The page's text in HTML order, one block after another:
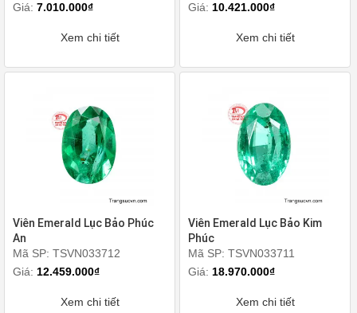
Giá: 7.010.000₫
Xem chi tiết
Giá: 10.421.000₫
Xem chi tiết
Viên Emerald Lục Bảo Phúc
An
Mã SP: TSVN033712
Giá: 12.459.000₫
Xem chi tiết
Viên Emerald Lục Bảo Kim
Phúc
Mã SP: TSVN033711
Giá: 18.970.000₫
Xem chi tiết